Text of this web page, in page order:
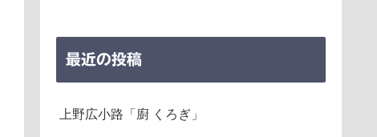
最近の投稿
上野広小路「廚 くろぎ」